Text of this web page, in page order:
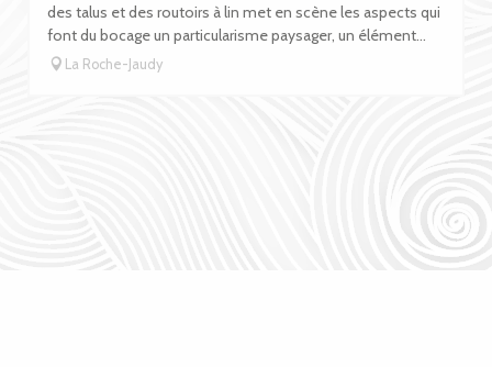
des talus et des routoirs à lin met en scène les aspects qui
font du bocage un particularisme paysager, un élément...
La Roche-Jaudy